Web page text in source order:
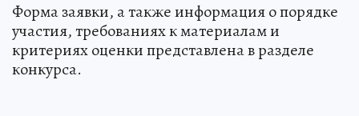
Форма заявки, а также информация о порядке
участия, требованиях к материалам и
критериях оценки представлена в разделе
конкурса.